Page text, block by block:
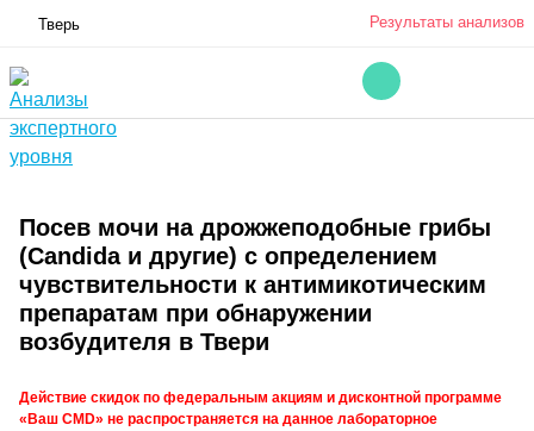
Тверь Результаты анализов
Посев мочи на дрожжеподобные грибы
(Candidа и другие) с определением
чувствительности к антимикотическим
препаратам при обнаружении
возбудителя в Твери
Действие скидок по федеральным акциям и дисконтной программе
«Ваш CMD» не распространяется на данное лабораторное